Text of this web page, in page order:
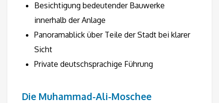
Besichtigung bedeutender Bauwerke
innerhalb der Anlage
Panoramablick über Teile der Stadt bei klarer
Sicht
Private deutschsprachige Führung
Die Muhammad-Ali-Moschee